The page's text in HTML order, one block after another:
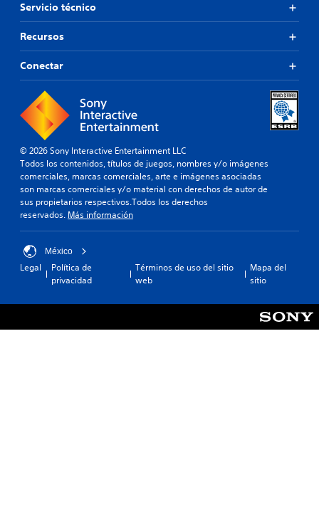
Servicio técnico
Recursos
Conectar
© 2026 Sony Interactive Entertainment LLC
Todos los contenidos, títulos de juegos, nombres y/o imágenes
comerciales, marcas comerciales, arte e imágenes asociadas
son marcas comerciales y/o material con derechos de autor de
sus propietarios respectivos.Todos los derechos
reservados. Más información
México
Legal
Política de
privacidad
Términos de uso del sitio
web
Mapa del
sitio